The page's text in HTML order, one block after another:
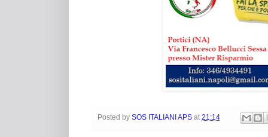
Posted by SOS ITALIANI APS at 21:14